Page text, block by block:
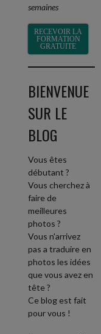
semaines
RECEVOIR LA
FORMATION
GRATUITE
BIENVENUE
SUR LE
BLOG
Vous êtes
débutant ?
Vous cherchez à
faire de
meilleures
photos ?
Vous n'arrivez
pas a traduire en
photos les idées
que vous avez en
tête ?
Ce blog est fait
pour vous !